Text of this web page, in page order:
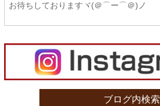
お待ちしておりますヾ(＠⌒ー⌒＠)ノ
ブログ内検索